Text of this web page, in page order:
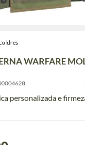
WARFARE
personalizada e